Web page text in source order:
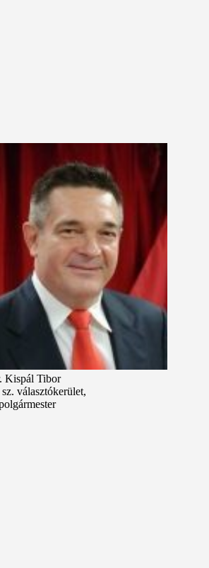
Kispál Tibor
választókerület,